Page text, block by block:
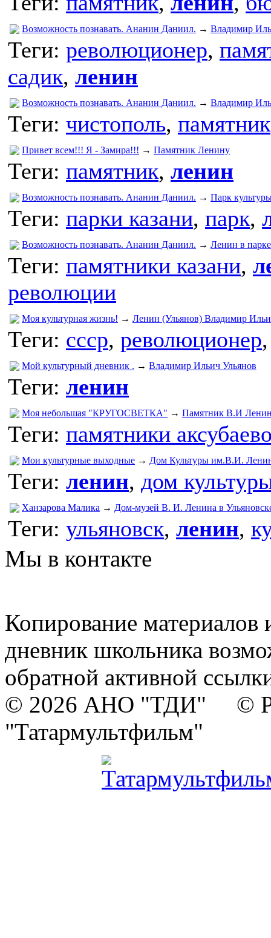
Возможность познавать. Ананин Даниил. → Владимир
Теги: революционер,
садик, ленин
Возможность познавать. Ананин Даниил. → Владимир
Теги: чистополь, памятник
Привет всем!!! Я - Замира!!! → Памятник Ленину
Теги: памятник, ленин
Возможность познавать. Ананин Даниил. → Парк
Теги: парки казани, парк,
Возможность познавать. Ананин Даниил. → Ленин в
Теги: памятники казани,
революции
Моя культурная жизнь! → Ленин (Ульянов) Владимир
Теги: ссср, революционер
Мой культурный дневник . → Владимир Ильич Ульянов
Теги: ленин
Моя небольшая "КРУГОСВЕТКА" → Памятник В.И
Теги: памятники
Мои культурные выходные → Дом Культуры им.В.И.
Теги: ленин, дом
Ханзарова Малика → Дом-музей В. И. Ленина в
Теги: ульяновск, ленин,
Мы в контакте
Копирование материалов
дневник школьника
обратной активной
© 2026 АНО "ТДИ" ©
"Татармультфильм"